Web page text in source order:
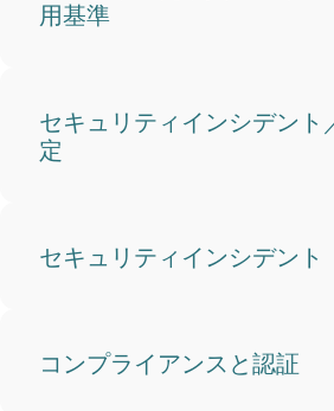
用基準
セキュリティインシデント
定
セキュリティインシデント
コンプライアンスと認証